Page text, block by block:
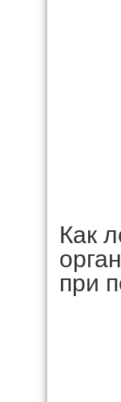
Как
при